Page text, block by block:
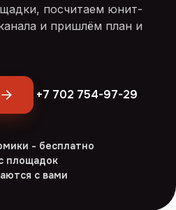
посчитаем юнит-
и пришлём план и
+7 702 754-97-29
- бесплатно
площадок
с вами